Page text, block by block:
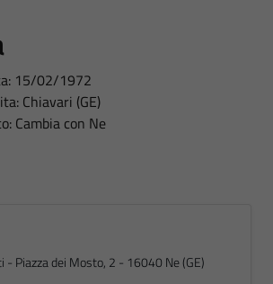
15/02/1972
Chiavari (GE)
Cambia con Ne
- Piazza dei Mosto, 2 - 16040 Ne (GE)